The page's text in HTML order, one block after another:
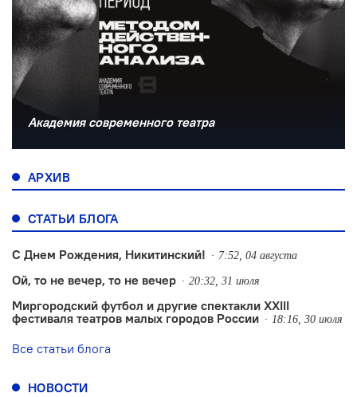
Академия современного театра
АРХИВ
СТАТЬИ БЛОГА
С Днем Рождения, Никитинский! 7:52, 04 августа
Ой, то не вечер, то не вечер 20:32, 31 июля
Миргородский футбол и другие спектакли XXIII
фестиваля театров малых городов России
18:16, 30 июля
Все статьи блога
НОВОСТИ